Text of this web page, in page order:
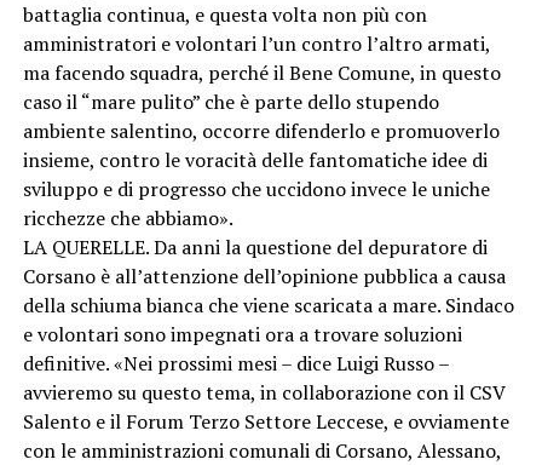
battaglia continua, e questa volta non più con
amministratori e volontari l’un contro l’altro armati,
ma facendo squadra, perché il Bene Comune, in questo
caso il “mare pulito” che è parte dello stupendo
ambiente salentino, occorre difenderlo e promuoverlo
insieme, contro le voracità delle fantomatiche idee di
sviluppo e di progresso che uccidono invece le uniche
ricchezze che abbiamo».
LA QUERELLE. Da anni la questione del depuratore di
Corsano è all’attenzione dell’opinione pubblica a causa
della schiuma bianca che viene scaricata a mare. Sindaco
e volontari sono impegnati ora a trovare soluzioni
definitive. «Nei prossimi mesi – dice Luigi Russo –
avvieremo su questo tema, in collaborazione con il CSV
Salento e il Forum Terzo Settore Leccese, e ovviamente
con le amministrazioni comunali di Corsano, Alessano,